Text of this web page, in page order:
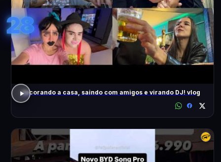
28
decorando a casa, saindo com amigos e virando DJ! vlog